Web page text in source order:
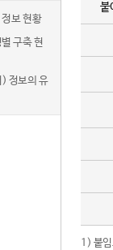
보 현황
구축 현
정보의 유
붙
1) 붙